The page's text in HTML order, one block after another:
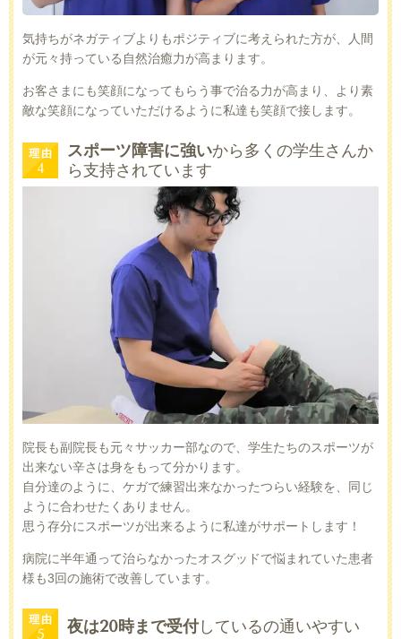
気持ちがネガティブよりもポジティブに考えられた方が、人間
が元々持っている自然治癒力が高まります。
お客さまにも笑顔になってもらう事で治る力が高まり、より素
敵な笑顔になっていただけるように私達も笑顔で接します。
スポーツ障害に強いから多くの学生さんか
ら支持されています
院長も副院長も元々サッカー部なので、学生たちのスポーツが
出来ない辛さは身をもって分かります。
自分達のように、ケガで練習出来なかったつらい経験を、同じ
ように合わせたくありません。
思う存分にスポーツが出来るように私達がサポートします！
病院に半年通って治らなかったオスグッドで悩まれていた患者
様も3回の施術で改善しています。
夜は20時まで受付しているの通いやすい